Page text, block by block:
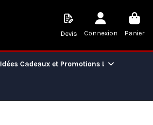
Devis Connexion Panier
Idées Cadeaux et Promotions !